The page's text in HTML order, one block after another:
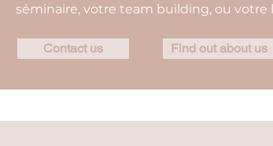
séminaire, votre team building, ou
Contact us Find out about us